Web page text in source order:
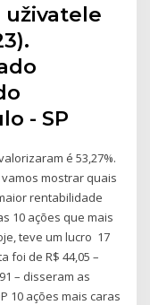
- SP
é 53,27%.
vamos mostrar quais
rentabilidade
10 ações que mais
teve um lucro 17
foi de R$ 44,05 –
– disseram as
10 ações mais caras